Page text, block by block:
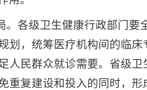
。各级卫生健康行政部门
划，统筹医疗机构间的临
人民群众就诊需要。省级
重复建设和投入的同时，